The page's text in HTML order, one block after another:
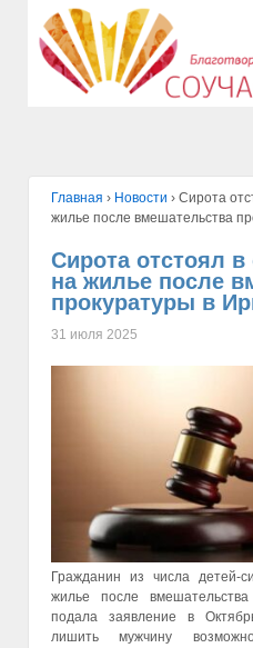
Главная › Hовости › Сирота
жилье после вмешательства
Сирота отстоял
на жилье после
прокуратуры в
31 июля 2025
Гражданин из числа детей-
жилье после
подала заявление в
лишить мужчину